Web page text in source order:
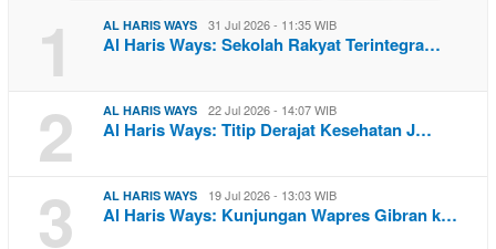
1 AL HARIS WAYS 31 Jul 2026 - 11:35 WIB
Al Haris Ways: Sekolah Rakyat Terintegra…
2 AL HARIS WAYS 22 Jul 2026 - 14:07 WIB
Al Haris Ways: Titip Derajat Kesehatan J…
3 AL HARIS WAYS 19 Jul 2026 - 13:03 WIB
Al Haris Ways: Kunjungan Wapres Gibran k…